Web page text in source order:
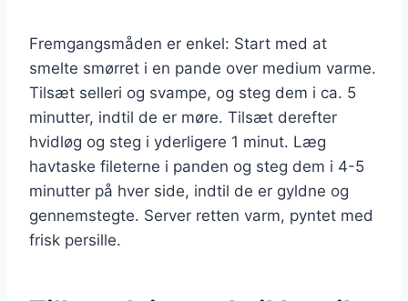
Fremgangsmåden er enkel: Start med at
smelte smørret i en pande over medium varme.
Tilsæt selleri og svampe, og steg dem i ca. 5
minutter, indtil de er møre. Tilsæt derefter
hvidløg og steg i yderligere 1 minut. Læg
havtaske fileterne i panden og steg dem i 4-5
minutter på hver side, indtil de er gyldne og
gennemstegte. Server retten varm, pyntet med
frisk persille.